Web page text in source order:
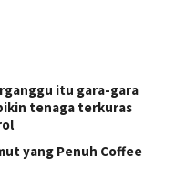
itu gara-gara
tenaga terkuras
yang Penuh Coffee